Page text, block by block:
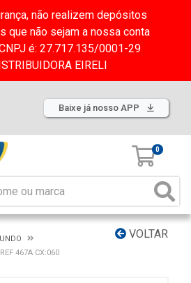
não realizem depósitos
que não sejam a nossa conta
é: 27.717.135/0001-29
EIRELI
Baixe já nosso APP
0
VOLTAR
467A CX:060